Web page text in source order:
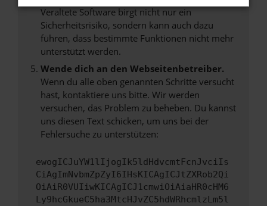
Veraltete Software birgt nicht nur ein
Sicherheitsrisiko, sondern kann auch dazu
führen, dass bestimmte Funktionen nicht mehr
unterstützt werden.
Wende dich an den Webseitenbetreiber.
Wenn du alle oben genannten Schritte versucht
hast, kontaktiere uns bitte. Wir werden
versuchen, das Problem zu beheben. Du kannst
uns diesen Text schicken, um uns bei der
Fehlersuche zu unterstützen:
ewogICJuYW1lIjogIk5ldHdvcmtFcnJvciIs
CiAgImNvbmZpZyI6IHsKICAgICJtZXRob2Qi
OiAiR0VUIiwKICAgICJ1cmwiOiAiaHR0cHM6
Ly9hcGkueC5ha3MtcHJvZC5hdWRhcmlzLm5l